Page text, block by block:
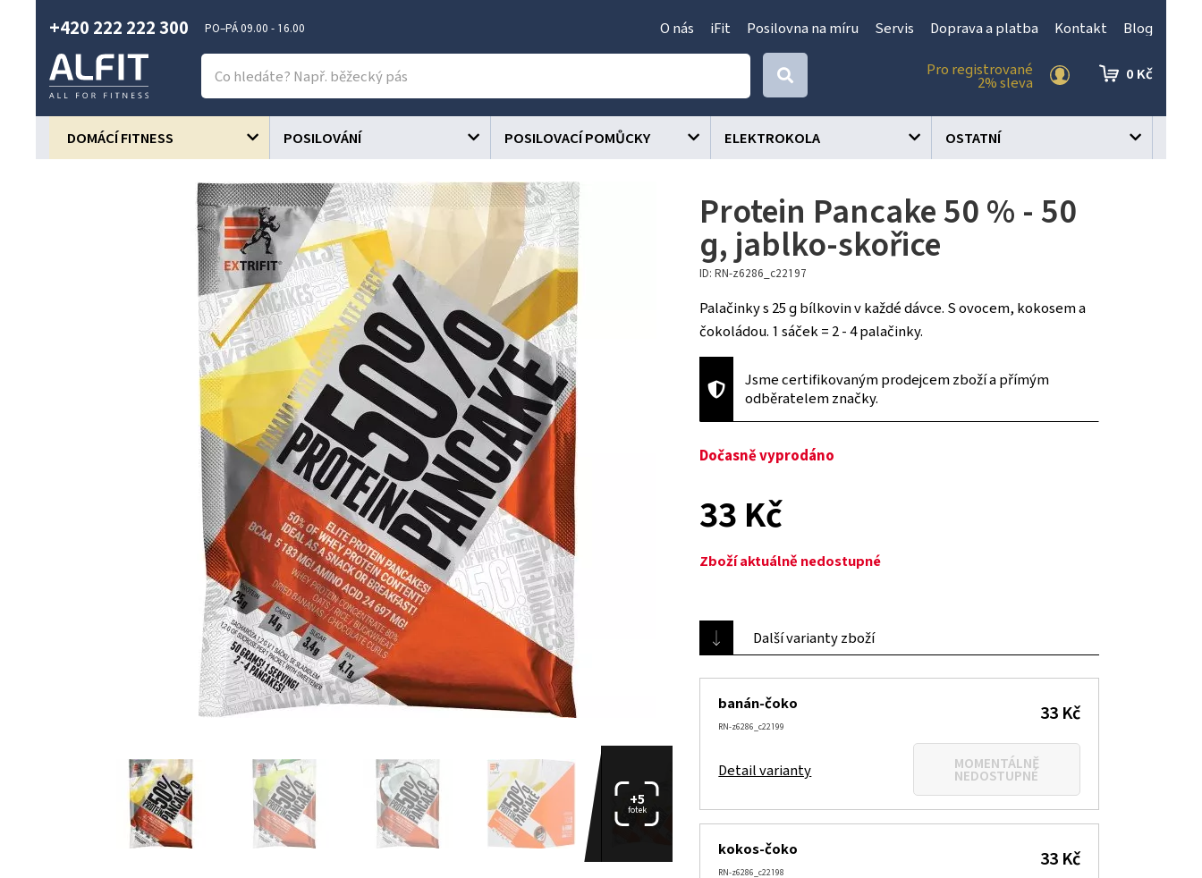
+420 222 222 300 PO–PÁ 09.00 - 16.00 O nás iFit Posilovna na míru Servis Doprava a platba Kontakt Blog
Pro registrované
2% sleva
0 Kč
DOMÁCÍ FITNESS POSILOVÁNÍ POSILOVACÍ POMŮCKY ELEKTROKOLA OSTATNÍ
+5
fotek
Protein Pancake 50 % - 50
g, jablko-skořice
ID: RN-z6286_c22197
Palačinky s 25 g bílkovin v každé dávce. S ovocem, kokosem a
čokoládou. 1 sáček = 2 - 4 palačinky.
Jsme certifikovaným prodejcem zboží a přímým
odběratelem značky.
Dočasně vyprodáno
33 Kč
Zboží aktuálně nedostupné
Další varianty zboží
banán-čoko
RN-z6286_c22199
33 Kč
Detail varianty
MOMENTÁLNĚ
NEDOSTUPNÉ
kokos-čoko
RN-z6286_c22198
33 Kč